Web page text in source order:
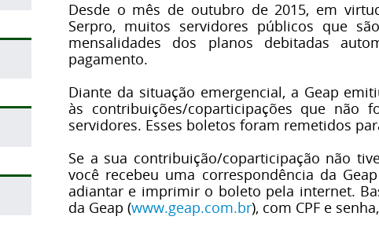
Desde o mês de outubro de 2015, em
Serpro, muitos servidores públicos que
mensalidades dos planos debitadas
pagamento.
Diante da situação emergencial, a Geap
às contribuições/coparticipações que não
servidores. Esses boletos foram remetidos
Se a sua contribuição/coparticipação não
você recebeu uma correspondência da
adiantar e imprimir o boleto pela internet.
da Geap (www.geap.com.br), com CPF e